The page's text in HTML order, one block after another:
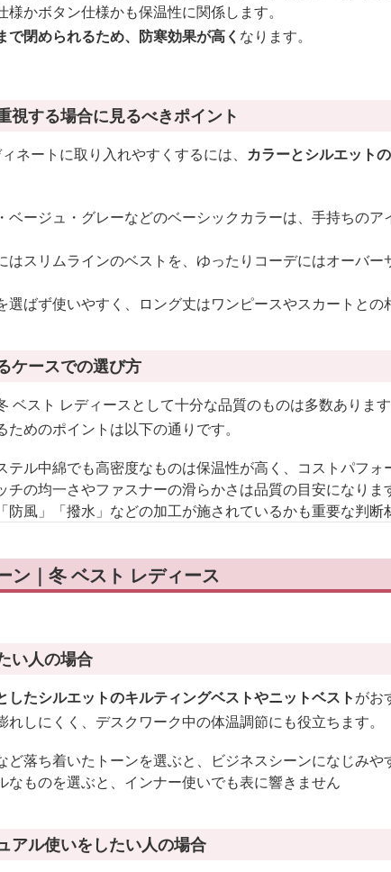
かボタン仕様かも保温性に関係します。
閉められるため、防寒効果が高く なります。
視する場合に見るべきポイント
ネートに取り入れやすくするには、 カラーとシルエット
ベージュ・グレーなどのベーシックカラーは、手持ちの
はスリムラインのベストを、ゆったりコーデにはオーバ
選ばず使いやすく、ロング丈はワンピースやスカートとの
ケースでの選び方
ベスト レディースとして十分な品質のものは多数ありま
めのポイントは以下の通りです。
テル中綿でも高密度なものは保温性が高く、コストパフ
チの均一さやファスナーの滑らかさは品質の目安になりま
防風」「撥水」などの加工が施されているかも重要な判断
ン｜冬 ベスト レディース
い人の場合
したシルエットのキルティングベストやニットベストがお
しにくく、デスクワーク中の体温調節にも役立ちます。
ど落ち着いたトーンを選ぶと、ビジネスシーンになじみや
なものを選ぶと、インナー使いでも表に響きません
アル使いをしたい人の場合